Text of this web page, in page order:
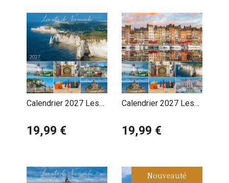
Calendrier 2027 Les
Falaises Etretat
19,99 €
Calendrier 2027 Les
Honfleur
19,99 €
Nouveauté